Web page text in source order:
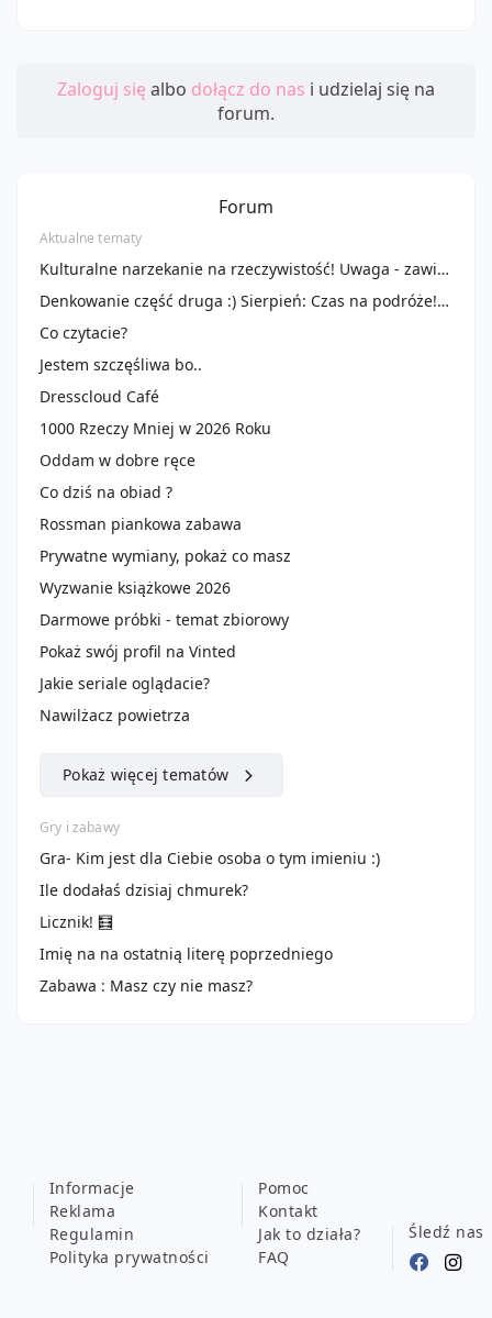
Zaloguj się albo dołącz do nas i udzielaj się na
forum.
Forum
Aktualne tematy
Kulturalne narzekanie na rzeczywistość! Uwaga - zawiera offtopy!
Denkowanie część druga :) Sierpień: Czas na podróże! Zużywamy produkty do 100 ml ✈️🌴
Co czytacie?
Jestem szczęśliwa bo..
Dresscloud Café
1000 Rzeczy Mniej w 2026 Roku
Oddam w dobre ręce
Co dziś na obiad ?
Rossman piankowa zabawa
Prywatne wymiany, pokaż co masz
Wyzwanie książkowe 2026
Darmowe próbki - temat zbiorowy
Pokaż swój profil na Vinted
Jakie seriale oglądacie?
Nawilżacz powietrza
Pokaż więcej tematów
Gry i zabawy
Gra- Kim jest dla Ciebie osoba o tym imieniu :)
Ile dodałaś dzisiaj chmurek?
Licznik! 🧮
Imię na na ostatnią literę poprzedniego
Zabawa : Masz czy nie masz?
Informacje
Reklama
Regulamin
Polityka prywatności
Pomoc
Kontakt
Jak to działa?
FAQ
Śledź nas